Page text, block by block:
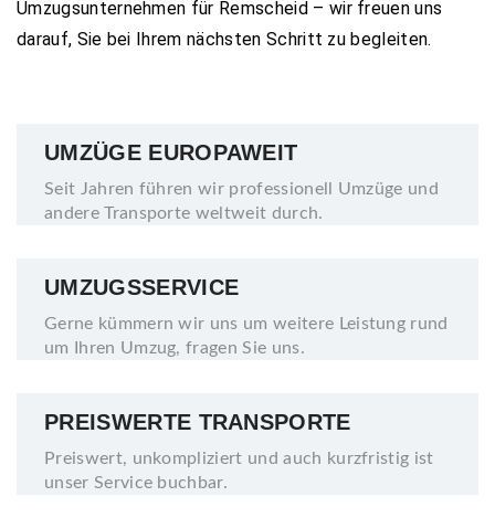
Umzugsunternehmen für Remscheid – wir freuen uns
darauf, Sie bei Ihrem nächsten Schritt zu begleiten.
UMZÜGE EUROPAWEIT
Seit Jahren führen wir professionell Umzüge und
andere Transporte weltweit durch.
UMZUGSSERVICE
Gerne kümmern wir uns um weitere Leistung rund
um Ihren Umzug, fragen Sie uns.
PREISWERTE TRANSPORTE
Preiswert, unkompliziert und auch kurzfristig ist
unser Service buchbar.